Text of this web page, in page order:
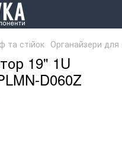
та стійок Органайзери для
19" 1U
D060Z